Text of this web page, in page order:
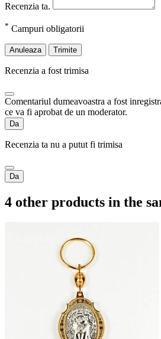
Recenzia ta.
* Campuri obligatorii
Anuleaza Trimite
Recenzia a fost trimisa
Comentariul dumeavoastra a fost
ce va fi aprobat de un moderator.
Da
Recenzia ta nu a putut fi trimisa
Da
4 other products in the